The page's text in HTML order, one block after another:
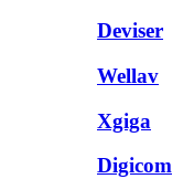
Deviser
Wellav
Xgiga
Digicom